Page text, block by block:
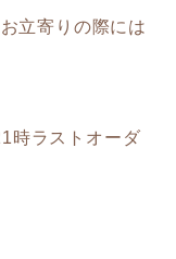
立寄りの際には
ラストオーダ